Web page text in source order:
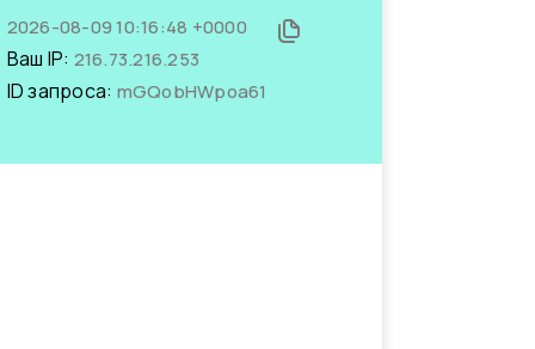
2026-08-09 10:16:48 +0000
Ваш IP: 216.73.216.253
ID запроса: mGQobHWpoa61